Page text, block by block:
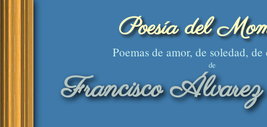
Poesía del
Poemas de amor, de soledad, de
de
Francisco